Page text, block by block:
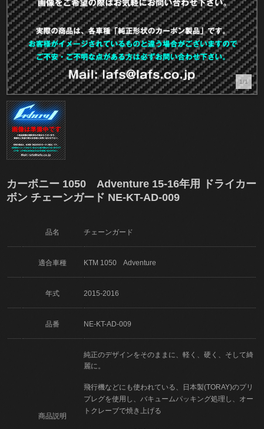
1/1
カーボニー 1050 Adventure 15-16年用 ドライカー
ボン チェーンガード NE-KT-AD-009
品名 チェーンガード
適合車種 KTM 1050 Adventure
年式 2015-2016
品番 NE-KT-AD-009
商品説明
純正のデザインをそのままに、軽く、硬く、そして綺
麗に。
飛行機などにも使われている、日本製(TORAY)のプリ
プレグを使用し、バキュームパッキング処理し、オー
トクレーブで焼き上げる